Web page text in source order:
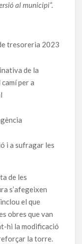
al municipi”.
tresoreria 2023
de la
per a
i a sufragar les
de les
s’afegeixen
el que
obres que van
hi la modificació
la torre.